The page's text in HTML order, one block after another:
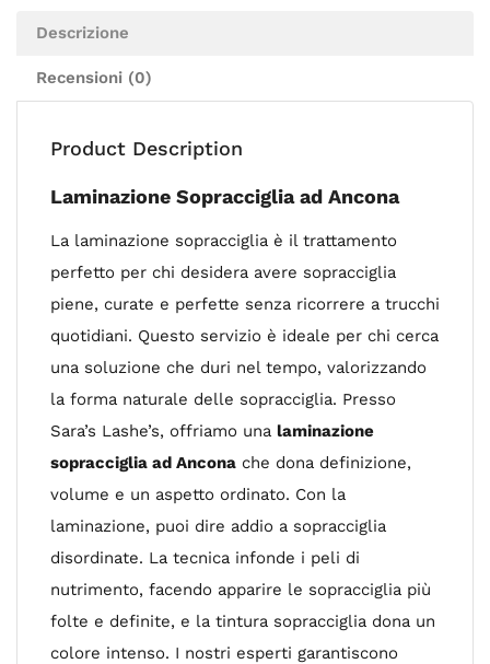
Descrizione
Recensioni (0)
Product Description
Laminazione Sopracciglia ad Ancona
La laminazione sopracciglia è il trattamento
perfetto per chi desidera avere sopracciglia
piene, curate e perfette senza ricorrere a trucchi
quotidiani. Questo servizio è ideale per chi cerca
una soluzione che duri nel tempo, valorizzando
la forma naturale delle sopracciglia. Presso
Sara’s Lashe’s, offriamo una laminazione
sopracciglia ad Ancona che dona definizione,
volume e un aspetto ordinato. Con la
laminazione, puoi dire addio a sopracciglia
disordinate. La tecnica infonde i peli di
nutrimento, facendo apparire le sopracciglia più
folte e definite, e la tintura sopracciglia dona un
colore intenso. I nostri esperti garantiscono